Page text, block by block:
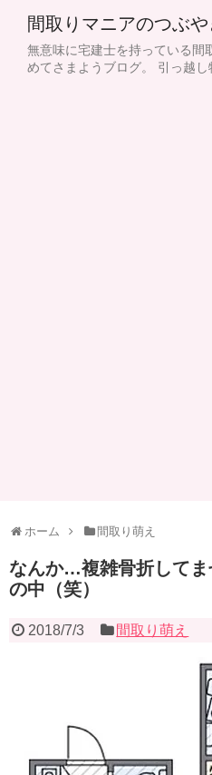
間取りマニアのつぶや
無意味に宅建士を持っている間
めてさまようブログ。 引っ越し
ホーム 間取り萌え
なんか…複雑骨折してま
の中（笑）
2018/7/3 間取り萌え